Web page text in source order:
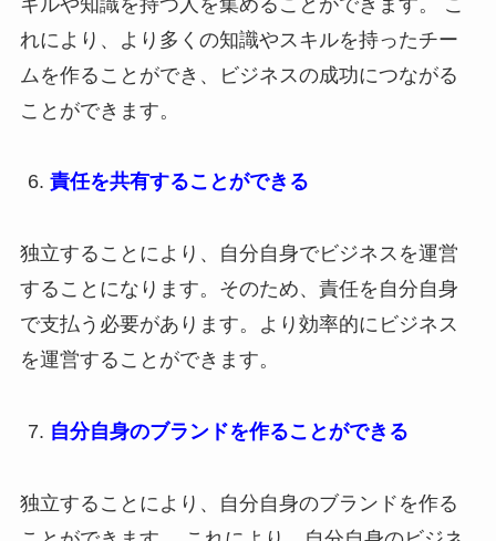
れにより、より多くの知識やスキルを持ったチー
ムを作ることができ、ビジネスの成功につながる
ことができます。
責任を共有することができる
独立することにより、自分自身でビジネスを運営
することになります。そのため、責任を自分自身
で支払う必要があります。より効率的にビジネス
を運営することができます。
自分自身のブランドを作ることができる
独立することにより、自分自身のブランドを作る